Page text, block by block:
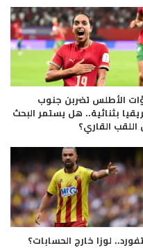
الأطلس تضربن جنوب
بثنائية.. هل يستمر البحث
اللقب القاري؟
لوزا خارج الحسابات؟